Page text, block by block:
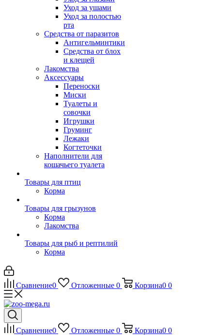
Уход за ушами
Уход за полостью
рта
Средства от паразитов
Антигельминтики
Средства от блох
и клещей
Лакомства
Аксессуары
Переноски
Миски
Туалеты и
совочки
Игрушки
Груминг
Лежаки
Когтеточки
Наполнители для
кошачьего туалета
Товары для птиц
Корма
Товары для грызунов
Корма
Лакомства
Товары для рыб и рептилий
Корма
Сравнение0 Отложенные 0 Корзина0 0
Сравнение0 Отложенные 0 Корзина0 0